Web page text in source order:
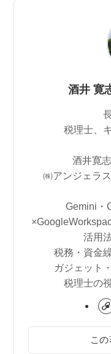
酒井 寛
税理士、
酒井寛
㈱アンジェラ
Gemini・
活用
税務・資金
ガジェット
税理士の
こ